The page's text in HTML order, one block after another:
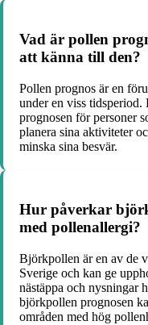
Vad är pollen
att känna till den?
Pollen prognos är en
under en viss
prognosen för personer
planera sina aktiviteter
minska sina besvär.
Hur påverkar
med pollenallergi?
Björkpollen är en av de
Sverige och kan ge
nästäppa och nysningar
björkpollen prognosen
områden med hög